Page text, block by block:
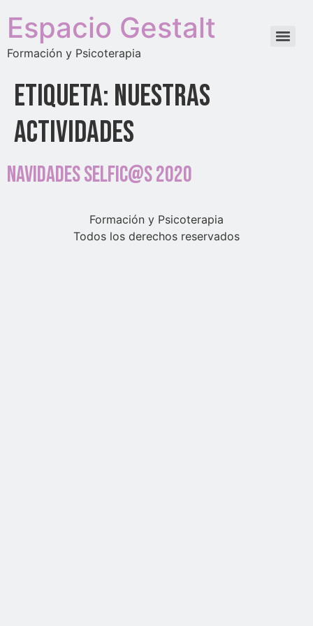
Espacio Gestalt
Formación y Psicoterapia
Etiqueta: Nuestras
actividades
Navidades SELFIC@S 2020
Formación y Psicoterapia
Todos los derechos reservados